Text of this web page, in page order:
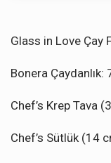
Glass in Love Çay
Bonera Çaydanlık:
Chef’s Krep Tava
Chef’s Sütlük (14